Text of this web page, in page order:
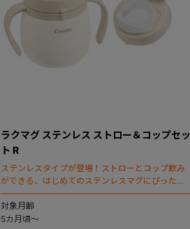
ラクマグ ステンレス ストロー＆コップセッ
ト R
ステンレスタイプが登場！ストローとコップ飲み
ができる、はじめてのステンレスマグにぴったり
のセット。
対象月齢
5カ月頃～